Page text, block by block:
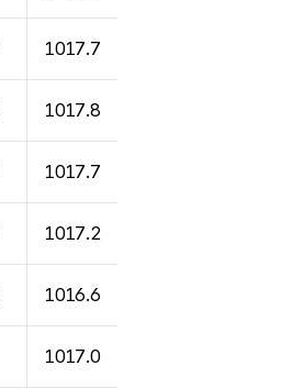
1017.7
1017.8
1017.7
1017.2
1016.6
1017.0